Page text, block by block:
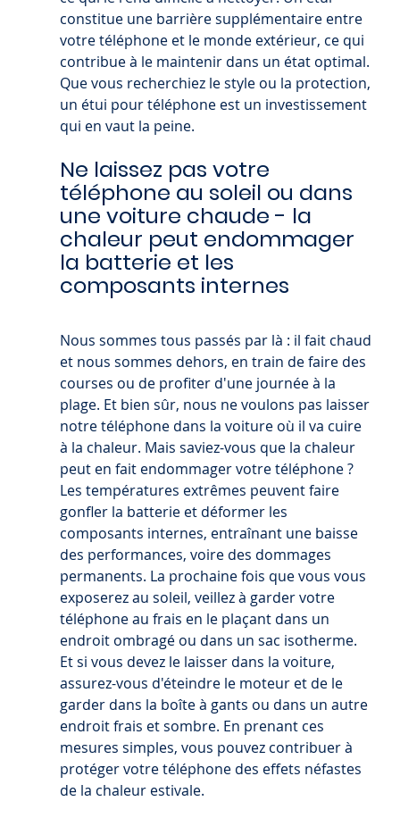
constitue une barrière supplémentaire entre
votre téléphone et le monde extérieur, ce qui
contribue à le maintenir dans un état optimal.
Que vous recherchiez le style ou la protection,
un étui pour téléphone est un investissement
qui en vaut la peine.
Ne laissez pas votre
téléphone au soleil ou dans
une voiture chaude - la
chaleur peut endommager
la batterie et les
composants internes
Nous sommes tous passés par là : il fait chaud
et nous sommes dehors, en train de faire des
courses ou de profiter d'une journée à la
plage. Et bien sûr, nous ne voulons pas laisser
notre téléphone dans la voiture où il va cuire
à la chaleur. Mais saviez-vous que la chaleur
peut en fait endommager votre téléphone ?
Les températures extrêmes peuvent faire
gonfler la batterie et déformer les
composants internes, entraînant une baisse
des performances, voire des dommages
permanents. La prochaine fois que vous vous
exposerez au soleil, veillez à garder votre
téléphone au frais en le plaçant dans un
endroit ombragé ou dans un sac isotherme.
Et si vous devez le laisser dans la voiture,
assurez-vous d'éteindre le moteur et de le
garder dans la boîte à gants ou dans un autre
endroit frais et sombre. En prenant ces
mesures simples, vous pouvez contribuer à
protéger votre téléphone des effets néfastes
de la chaleur estivale.